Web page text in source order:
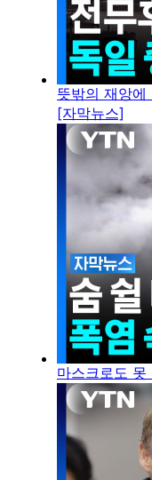
뜻밖의 재앙에
[자막뉴스]
마스크로도